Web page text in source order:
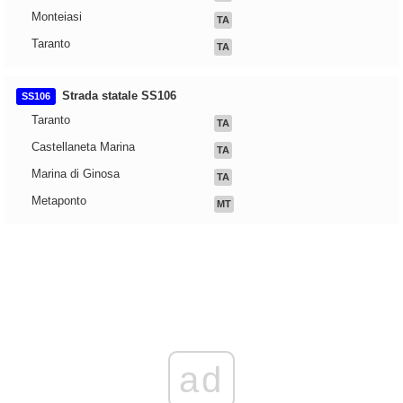
Monteiasi TA
Taranto TA
SS106
Strada statale SS106
Taranto
TA
Castellaneta Marina TA
Marina di Ginosa TA
Metaponto MT
ad